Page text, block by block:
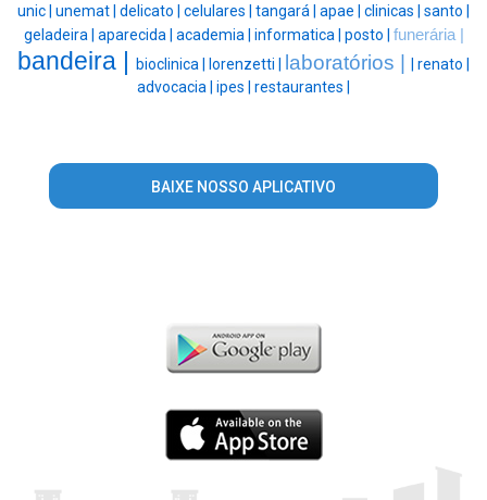
unic | unemat | delicato | celulares | tangará | apae | clinicas | santo |
geladeira | aparecida | academia | informatica | posto | funerária |
bandeira | bioclinica | lorenzetti | laboratórios | | renato |
advocacia | ipes | restaurantes |
BAIXE NOSSO APLICATIVO